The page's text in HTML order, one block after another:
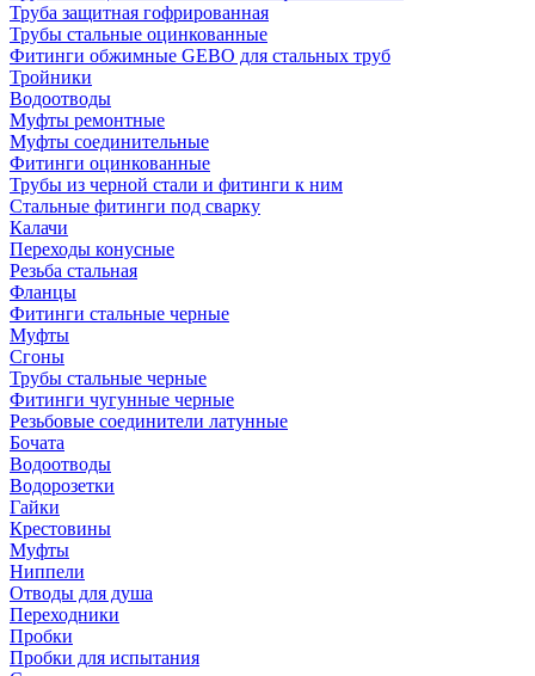
Труба защитная гофрированная
Трубы стальные оцинкованные
Фитинги обжимные GEBO для стальных труб
Тройники
Водоотводы
Муфты ремонтные
Муфты соединительные
Фитинги оцинкованные
Трубы из черной стали и фитинги к ним
Стальные фитинги под сварку
Калачи
Переходы конусные
Резьба стальная
Фланцы
Фитинги стальные черные
Муфты
Сгоны
Трубы стальные черные
Фитинги чугунные черные
Резьбовые соединители латунные
Бочата
Водоотводы
Водорозетки
Гайки
Крестовины
Муфты
Ниппели
Отводы для душа
Переходники
Пробки
Пробки для испытания